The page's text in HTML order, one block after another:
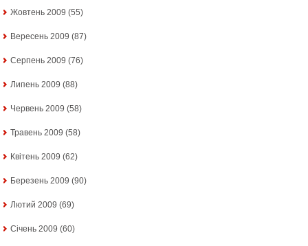
Жовтень 2009 (55)
Вересень 2009 (87)
Серпень 2009 (76)
Липень 2009 (88)
Червень 2009 (58)
Травень 2009 (58)
Квітень 2009 (62)
Березень 2009 (90)
Лютий 2009 (69)
Січень 2009 (60)